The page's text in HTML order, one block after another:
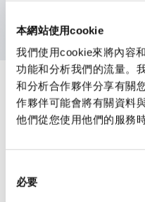
本網站使用cookie
我們使用cookie來將內容
功能和分析我們的流量。
和分析合作夥伴分享有關
作夥伴可能會將有關資料
他們從您使用他們的服務
必要
規格
審美規範